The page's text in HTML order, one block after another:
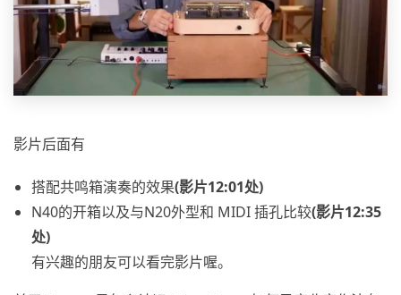
影片后面有
搭配共鸣箱演奏的效果(影片12:01处)
N40的开箱以及与N20外型和 MIDI 插孔比较(影片12:35
处)
有兴趣的朋友可以看完影片喔。